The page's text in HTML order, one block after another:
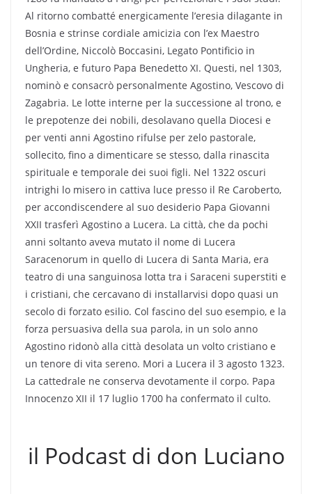
Al ritorno combatté energicamente l’eresia dilagante in
Bosnia e strinse cordiale amicizia con l’ex Maestro
dell’Ordine, Niccolò Boccasini, Legato Pontificio in
Ungheria, e futuro Papa Benedetto XI. Questi, nel 1303,
nominò e consacrò personalmente Agostino, Vescovo di
Zagabria. Le lotte interne per la successione al trono, e
le prepotenze dei nobili, desolavano quella Diocesi e
per venti anni Agostino rifulse per zelo pastorale,
sollecito, fino a dimenticare se stesso, dalla rinascita
spirituale e temporale dei suoi figli. Nel 1322 oscuri
intrighi lo misero in cattiva luce presso il Re Caroberto,
per accondiscendere al suo desiderio Papa Giovanni
XXII trasferì Agostino a Lucera. La città, che da pochi
anni soltanto aveva mutato il nome di Lucera
Saracenorum in quello di Lucera di Santa Maria, era
teatro di una sanguinosa lotta tra i Saraceni superstiti e
i cristiani, che cercavano di installarvisi dopo quasi un
secolo di forzato esilio. Col fascino del suo esempio, e la
forza persuasiva della sua parola, in un solo anno
Agostino ridonò alla città desolata un volto cristiano e
un tenore di vita sereno. Mori a Lucera il 3 agosto 1323.
La cattedrale ne conserva devotamente il corpo. Papa
Innocenzo XII il 17 luglio 1700 ha confermato il culto.
il Podcast di don Luciano